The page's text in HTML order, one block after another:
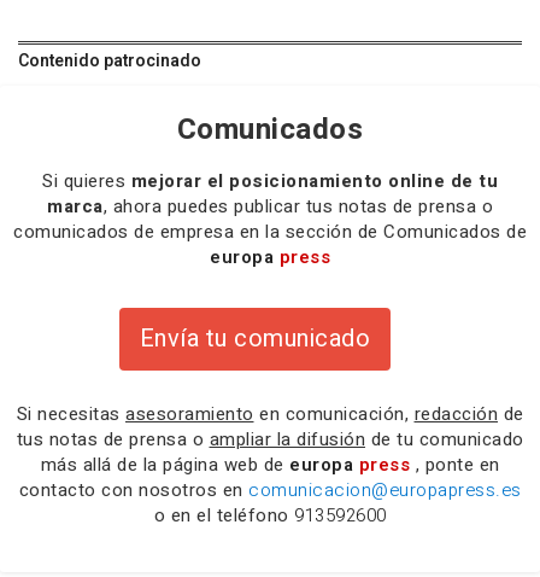
Contenido patrocinado
Comunicados
Si quieres mejorar el posicionamiento online de tu
marca, ahora puedes publicar tus notas de prensa o
comunicados de empresa en la sección de Comunicados de
europa press
Envía tu comunicado
Si necesitas asesoramiento en comunicación, redacción de
tus notas de prensa o ampliar la difusión de tu comunicado
más allá de la página web de europa press , ponte en
contacto con nosotros en comunicacion@europapress.es
o en el teléfono 913592600